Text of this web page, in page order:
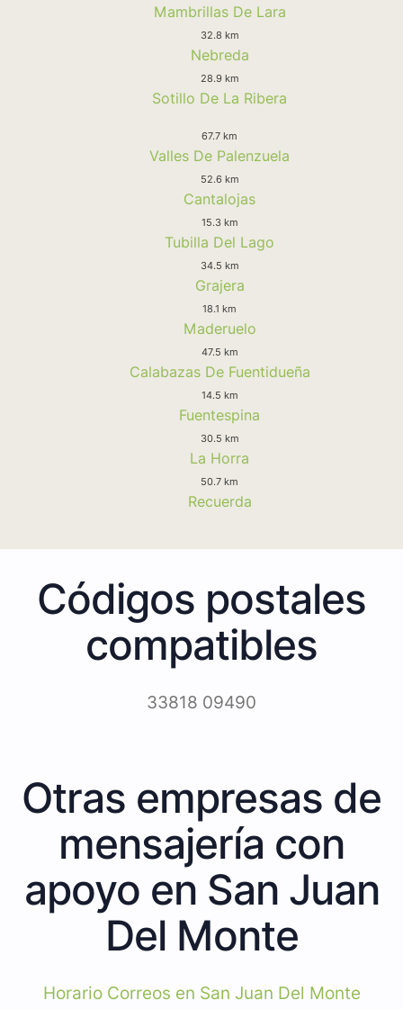
Mambrillas De Lara
32.8 km
Nebreda
28.9 km
Sotillo De La Ribera
67.7 km
Valles De Palenzuela
52.6 km
Cantalojas
15.3 km
Tubilla Del Lago
34.5 km
Grajera
18.1 km
Maderuelo
47.5 km
Calabazas De Fuentidueña
14.5 km
Fuentespina
30.5 km
La Horra
50.7 km
Recuerda
Códigos postales
compatibles
33818 09490
Otras empresas de
mensajería con
apoyo en San Juan
Del Monte
Horario Correos en San Juan Del Monte